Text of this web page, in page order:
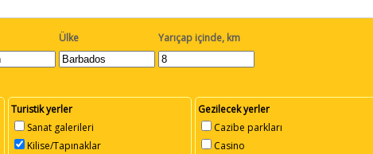
Ülke Yarıçap içinde, km
Turistik yerler
Sanat galerileri
Kilise/Tapınaklar
Gezilecek yerler
Cazibe parkları
Casino